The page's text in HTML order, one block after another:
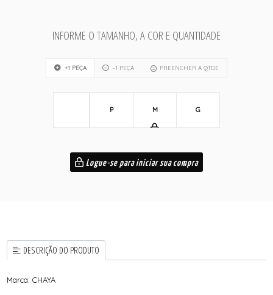
INFORME O TAMANHO, A COR E QUANTIDADE
+1 PEÇA -1 PEÇA PREENCHER A QTDE
P M G
Logue-se para iniciar sua compra
DESCRIÇÃO DO PRODUTO
Marca: CHAYA